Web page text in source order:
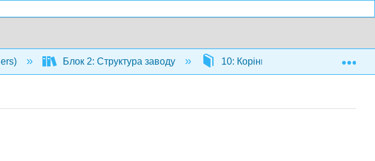
Блок 2: Структура заводу 10: Коріння 10.4: